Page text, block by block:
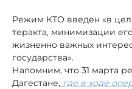
Режим КТО введен «в
теракта, минимизации
жизненно важных
государства».
Напомним, что 31 марта
Дагестане, где в ходе